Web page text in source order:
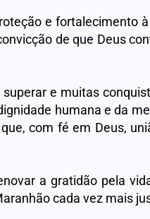
e fortalecimento
de que Deus
e muitas
humana e da
com fé em Deus,
a gratidão pela
cada vez mais